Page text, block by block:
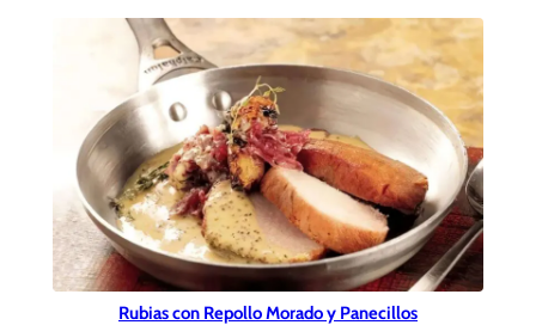
Rubias con Repollo Morado y Panecillos